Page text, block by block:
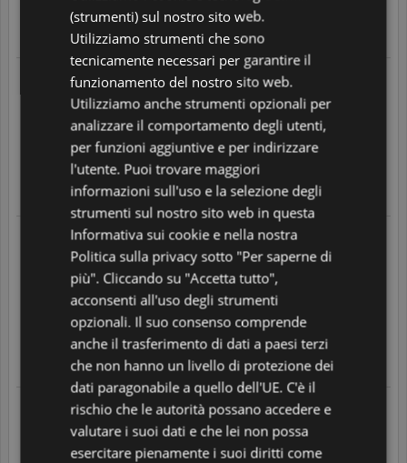
Translate
Rosario M.
05/08/2026 alle 05:51
In seguito a un acquisto fatto il
04/08/2026
Ottimi vini e non soltanto , consegna rapida.
Bravissimi continuate così
Translate
Gaetano B.
In seguito a un acquisto fatto il
04/08/2026
Spedizione velocissima, imballo perfetto, ho chiesto un paio di
cose al customer care mi ha risposto tempestivamente.
Consiglio 100%
5/5
Translate
Luigina E.
05/08/2026 alle 04:09
In seguito a un acquisto fatto il
04/08/2026
Sito affidabile e veloce!!
FRENCH
ITALIAN
POLISH
PORTUGUESE
GB
AZ
ARABIC
CZ
SLOVAK
(strumenti) sul nostro sito web.
Utilizziamo strumenti che sono
tecnicamente necessari per garantire il
funzionamento del nostro sito web.
Utilizziamo anche strumenti opzionali per
analizzare il comportamento degli utenti,
per funzioni aggiuntive e per indirizzare
l'utente. Puoi trovare maggiori
informazioni sull'uso e la selezione degli
strumenti sul nostro sito web in questa
Informativa sui cookie e nella nostra
Politica sulla privacy sotto "Per saperne di
più". Cliccando su "Accetta tutto",
acconsenti all'uso degli strumenti
opzionali. Il suo consenso comprende
anche il trasferimento di dati a paesi terzi
che non hanno un livello di protezione dei
dati paragonabile a quello dell'UE. C'è il
rischio che le autorità possano accedere e
valutare i suoi dati e che lei non possa
esercitare pienamente i suoi diritti come